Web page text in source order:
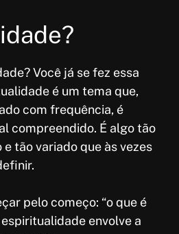
Você já se fez essa
é um tema que,
com frequência, é
compreendido. É algo tão
tão variado que às vezes
pelo começo: “o que é
envolve a